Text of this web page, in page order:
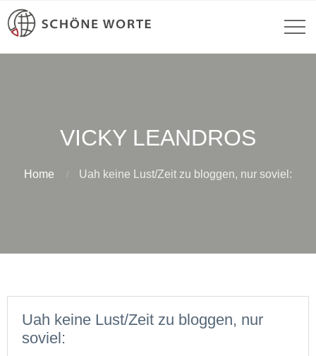
VICKY LEANDROS
Home Uah keine Lust/Zeit zu bloggen, nur soviel:
Uah keine Lust/Zeit zu bloggen, nur
soviel: